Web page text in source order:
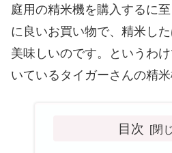
庭用の精米機を購入するに
に良いお買い物で、精米し
美味しいのです。というわ
いているタイガーさんの精米
目次